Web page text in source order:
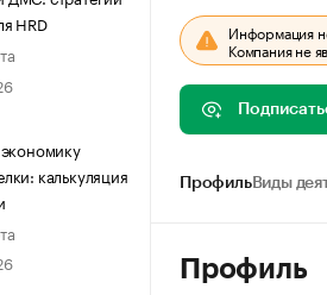
HRD
экономику
калькуляция
Информация
Компания не
ПрофильВиды
Профиль